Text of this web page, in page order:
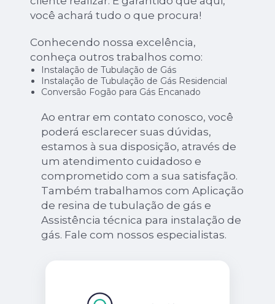
você achará tudo o que procura!
Conhecendo nossa excelência,
conheça outros trabalhos como:
Instalação de Tubulação de Gás
Instalação de Tubulação de Gás Residencial
Conversão Fogão para Gás Encanado
Ao entrar em contato conosco, você
poderá esclarecer suas dúvidas,
estamos à sua disposição, através de
um atendimento cuidadoso e
comprometido com a sua satisfação.
Também trabalhamos com Aplicação
de resina de tubulação de gás e
Assistência técnica para instalação de
gás. Fale com nossos especialistas.